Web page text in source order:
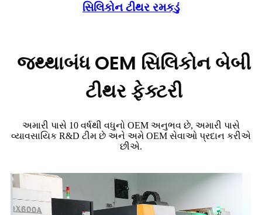
સિલિકોન ટીથર રમકડું
જથ્થાબંધ OEM સિલિકોન બેબી
ટીથર ફેક્ટરી
અમારી પાસે 10 વર્ષથી વધુનો OEM અનુભવ છે, અમારી પાસે
વ્યાવસાયિક R&D ટીમ છે અને અમે OEM સેવાઓ પ્રદાન કરીએ
છીએ.